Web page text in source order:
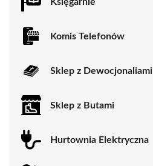
Komis Telefonów
Sklep z Dewocjonaliami
Sklep z Butami
Hurtownia Elektryczna